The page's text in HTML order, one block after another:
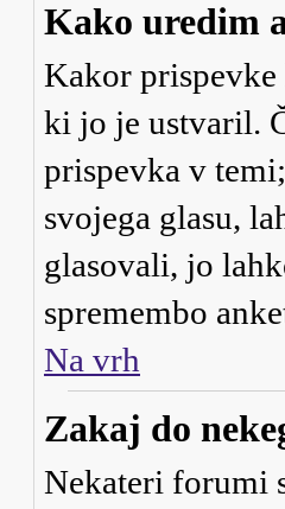
Kako uredim
Kakor
ki jo je ustvaril.
prispevka v
svojega glasu,
glasovali, jo
spremembo
Na vrh
Zakaj do
Nekateri forumi